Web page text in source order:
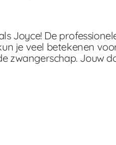
Joyce! De
je veel betekenen
zwangerschap. Jouw